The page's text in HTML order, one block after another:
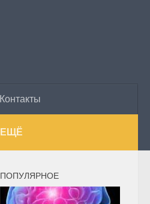
Контакты
ЕЩЁ
ПОПУЛЯРНОЕ